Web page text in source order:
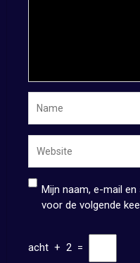
Mijn naam, e-mail
voor de volgende
acht + 2 =